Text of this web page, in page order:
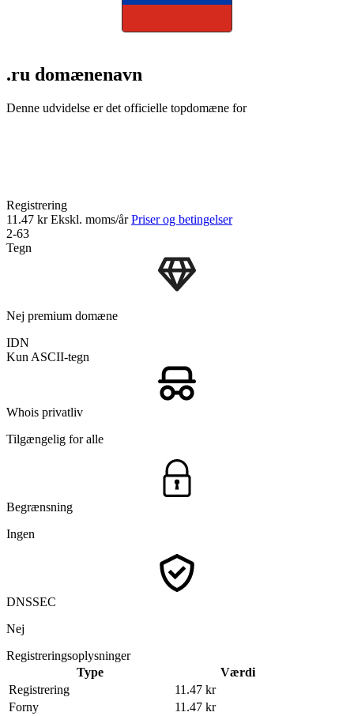
.ru domænenavn
Denne udvidelse er det officielle topdomæne for
Registrering
11.47 krEkskl. moms/årPriser og betingelser
2-63
Tegn
Nej premium domæne
IDN
Kun ASCII-tegn
Whois privatliv
Tilgængelig for alle
Begrænsning
Ingen
DNSSEC
Nej
Registreringsoplysninger
Type
Værdi
Registrering
11.47 kr
Forny
11.47 kr